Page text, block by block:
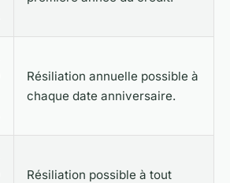
Résiliation annuelle possible à
chaque date anniversaire.
Résiliation possible à tout